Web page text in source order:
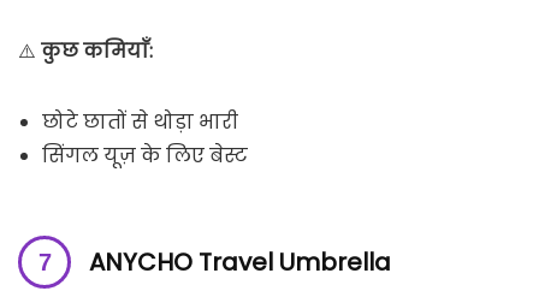
⚠️ कुछ कमियाँ:
छोटे छातों से थोड़ा भारी
सिंगल यूज़ के लिए बेस्ट
ANYCHO Travel Umbrella